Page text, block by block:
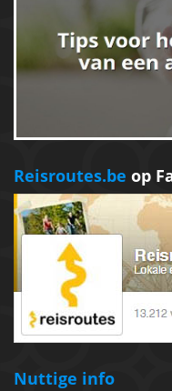
Reisroutes.be op
Nuttige info